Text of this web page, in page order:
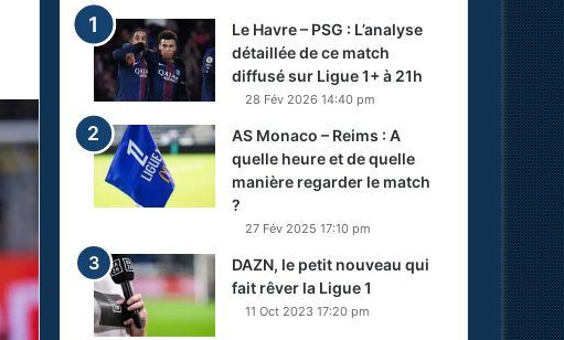
Le Havre – PSG : L’analyse
détaillée de ce match
diffusé sur Ligue 1+ à 21h
28 Fév 2026 14:40 pm
AS Monaco – Reims : A
quelle heure et de quelle
manière regarder le match
?
27 Fév 2025 17:10 pm
DAZN, le petit nouveau qui
fait rêver la Ligue 1
11 Oct 2023 17:20 pm